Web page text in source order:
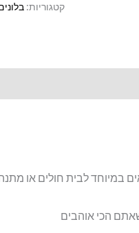
קטגוריות:
במיוחד לבית חולים או
הכי אוהבים